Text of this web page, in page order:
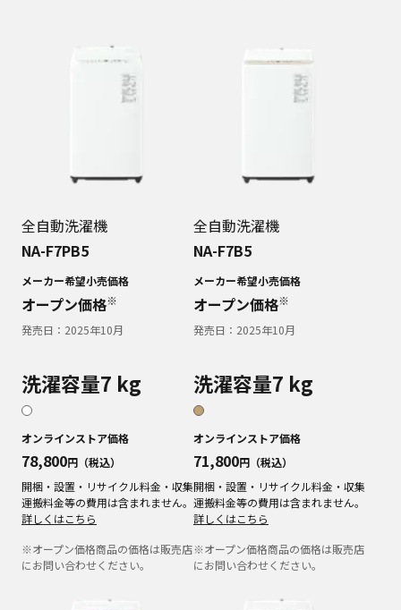
全自動洗濯機
NA-F7PB5
メーカー希望小売価格
オープン価格※
発売日： 2025年10月
洗濯容量7 kg
オンラインストア価格
78,800円（税込）
開梱・設置・リサイクル料金・収集
運搬料金等の費用は含まれません。
詳しくはこちら
※オープン価格商品の価格は販売店
にお問い合わせください。
全自動洗濯機
NA-F7B5
メーカー希望小売価格
オープン価格※
発売日： 2025年10月
洗濯容量7 kg
オンラインストア価格
71,800円（税込）
開梱・設置・リサイクル料金・収集
運搬料金等の費用は含まれません。
詳しくはこちら
※オープン価格商品の価格は販売店
にお問い合わせください。